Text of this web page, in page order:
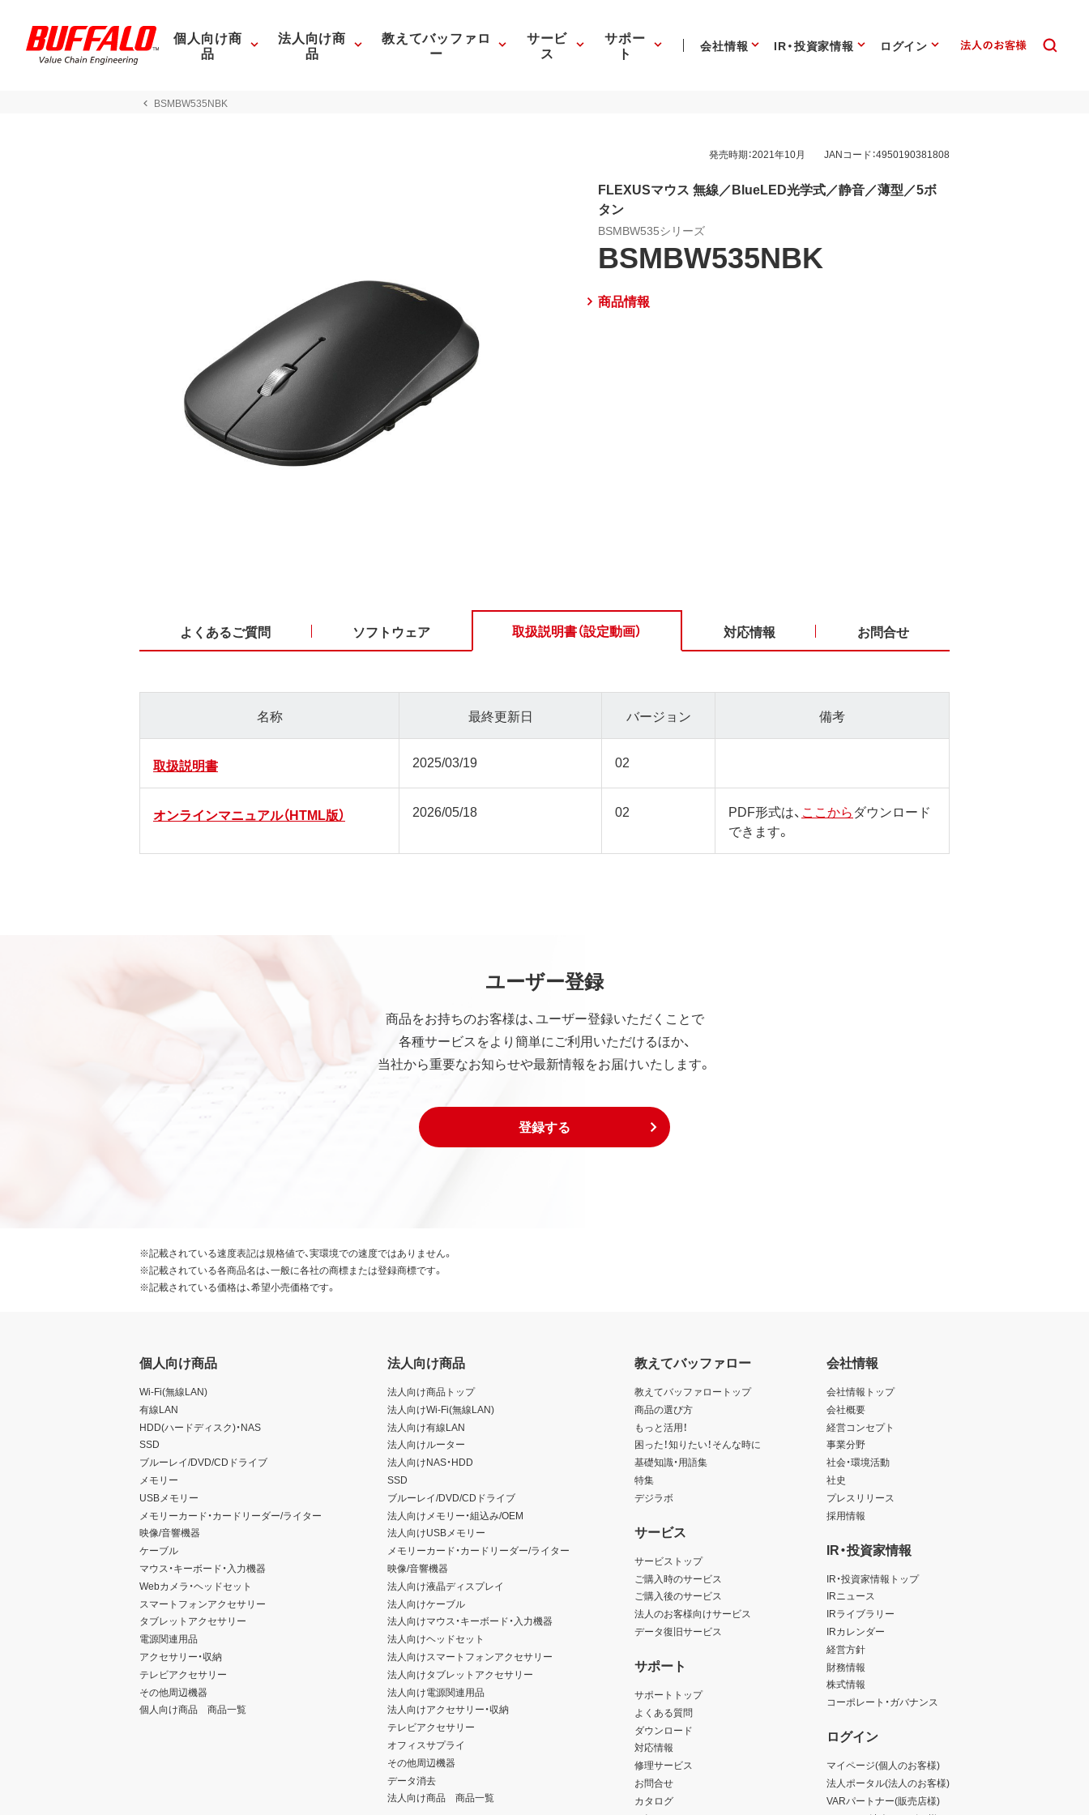
個人向け商
品
法人向け商
品
教えてバッファロ
ー
サービ
ス
サポー
ト 会社情報 IR・投資家情報 ログイン
BSMBW535NBK
発売時期：2021年10月 JANコード：4950190381808
FLEXUSマウス 無線／BlueLED光学式／静音／薄型／5ボ
タン
BSMBW535シリーズ
BSMBW535NBK
商品情報
よくあるご質問 ソフトウェア 取扱説明書（設定動画） 対応情報 お問合せ
名称 最終更新日 バージョン 備考
取扱説明書 2025/03/19 02
オンラインマニュアル（HTML版） 2026/05/18 02 PDF形式は、 ここからダウンロード
できます。
ユーザー登録
商品をお持ちのお客様は、ユーザー登録いただくことで
各種サービスをより簡単にご利用いただけるほか、
当社から重要なお知らせや最新情報をお届けいたします。
登録する
※記載されている速度表記は規格値で、実環境での速度ではありません。
※記載されている各商品名は、一般に各社の商標または登録商標です。
※記載されている価格は、希望小売価格です。
個人向け商品
Wi-Fi(無線LAN)
有線LAN
HDD(ハードディスク)・NAS
SSD
ブルーレイ/DVD/CDドライブ
メモリー
USBメモリー
メモリーカード・カードリーダー/ライター
映像/音響機器
ケーブル
マウス・キーボード・入力機器
Webカメラ・ヘッドセット
スマートフォンアクセサリー
タブレットアクセサリー
電源関連用品
アクセサリー・収納
テレビアクセサリー
その他周辺機器
個人向け商品 商品一覧
法人向け商品
法人向け商品トップ
法人向けWi-Fi(無線LAN)
法人向け有線LAN
法人向けルーター
法人向けNAS・HDD
SSD
ブルーレイ/DVD/CDドライブ
法人向けメモリー・組込み/OEM
法人向けUSBメモリー
メモリーカード・カードリーダー/ライター
映像/音響機器
法人向け液晶ディスプレイ
法人向けケーブル
法人向けマウス・キーボード・入力機器
法人向けヘッドセット
法人向けスマートフォンアクセサリー
法人向けタブレットアクセサリー
法人向け電源関連用品
法人向けアクセサリー・収納
テレビアクセサリー
オフィスサプライ
その他周辺機器
データ消去
法人向け商品 商品一覧
教えてバッファロー
教えてバッファロートップ
商品の選び方
もっと活用！
困った！知りたい！そんな時に
基礎知識・用語集
特集
デジラボ
サービス
サービストップ
ご購入時のサービス
ご購入後のサービス
法人のお客様向けサービス
データ復旧サービス
サポート
サポートトップ
よくある質問
ダウンロード
対応情報
修理サービス
お問合せ
カタログ
会社情報
会社情報トップ
会社概要
経営コンセプト
事業分野
社会・環境活動
社史
プレスリリース
採用情報
IR・投資家情報
IR・投資家情報トップ
IRニュース
IRライブラリー
IRカレンダー
経営方針
財務情報
株式情報
コーポレート・ガバナンス
ログイン
マイページ(個人のお客様)
法人ポータル(法人のお客様)
VARパートナー(販売店様)